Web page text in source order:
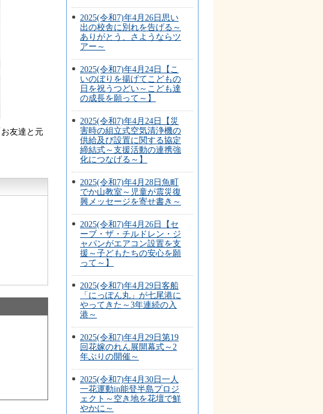
友達と元
2025(令和7)年4月26日思い
出の校舎に別れを告げる～
ありがとう、さようならツ
アー～
2025(令和7)年4月24日【こ
いのぼりを揚げてこどもの
日を祝うつどい～こども達
の成長を願って～】
2025(令和7)年4月24日【災
害時の組立式空気清浄機の
供給及び設置に関する協定
締結式～支援活動の連携強
化につなげる～】
2025(令和7)年4月28日魚町
でか山教室～児童が震災復
興メッセージを寄せ書き～
2025(令和7)年4月26日【セ
ーブ・ザ・チルドレン・ジ
ャパンがエアコン設置を支
援～子どもたちの安心を願
って～】
2025(令和7)年4月29日客船
「にっぽん丸」が七尾港に
やってきた～3年連続の入
港～
2025(令和7)年4月29日第19
回花嫁のれん展開幕式～2
年ぶりの開催～
2025(令和7)年4月30日一人
一花運動in能登半島プロジ
ェクト～空き地を花壇で鮮
やかに～